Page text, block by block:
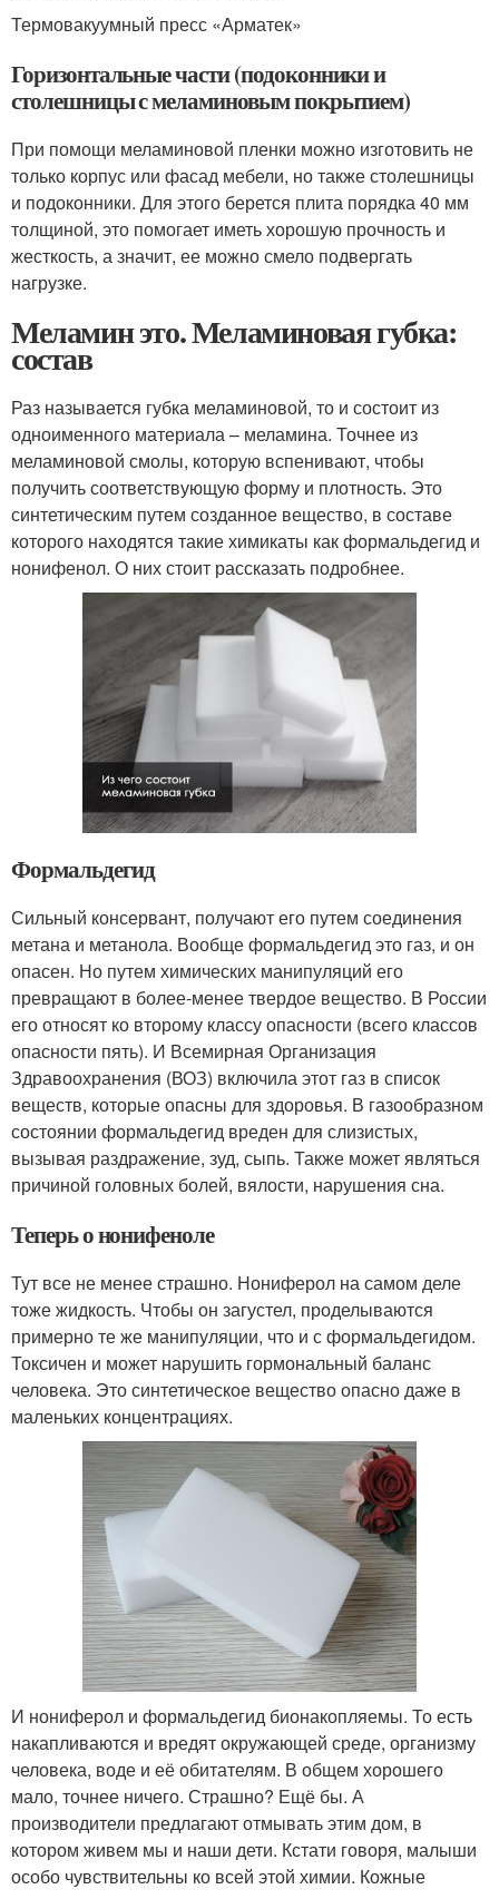
Термовакуумный пресс «Арматек»
Горизонтальные части (подоконники и
столешницы с меламиновым покрытием)
При помощи меламиновой пленки можно изготовить не
только корпус или фасад мебели, но также столешницы
и подоконники. Для этого берется плита порядка 40 мм
толщиной, это помогает иметь хорошую прочность и
жесткость, а значит, ее можно смело подвергать
нагрузке.
Меламин это. Меламиновая губка:
состав
Раз называется губка меламиновой, то и состоит из
одноименного материала – меламина. Точнее из
меламиновой смолы, которую вспенивают, чтобы
получить соответствующую форму и плотность. Это
синтетическим путем созданное вещество, в составе
которого находятся такие химикаты как формальдегид и
нонифенол. О них стоит рассказать подробнее.
Формальдегид
Сильный консервант, получают его путем соединения
метана и метанола. Вообще формальдегид это газ, и он
опасен. Но путем химических манипуляций его
превращают в более-менее твердое вещество. В России
его относят ко второму классу опасности (всего классов
опасности пять). И Всемирная Организация
Здравоохранения (ВОЗ) включила этот газ в список
веществ, которые опасны для здоровья. В газообразном
состоянии формальдегид вреден для слизистых,
вызывая раздражение, зуд, сыпь. Также может являться
причиной головных болей, вялости, нарушения сна.
Теперь о нонифеноле
Тут все не менее страшно. Нониферол на самом деле
тоже жидкость. Чтобы он загустел, проделываются
примерно те же манипуляции, что и с формальдегидом.
Токсичен и может нарушить гормональный баланс
человека. Это синтетическое вещество опасно даже в
маленьких концентрациях.
И нониферол и формальдегид бионакопляемы. То есть
накапливаются и вредят окружающей среде, организму
человека, воде и её обитателям. В общем хорошего
мало, точнее ничего. Страшно? Ещё бы. А
производители предлагают отмывать этим дом, в
котором живем мы и наши дети. Кстати говоря, малыши
особо чувствительны ко всей этой химии. Кожные